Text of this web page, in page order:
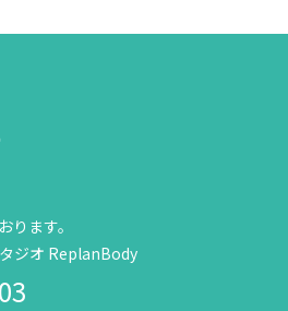
ります。
ジオ ReplanBody